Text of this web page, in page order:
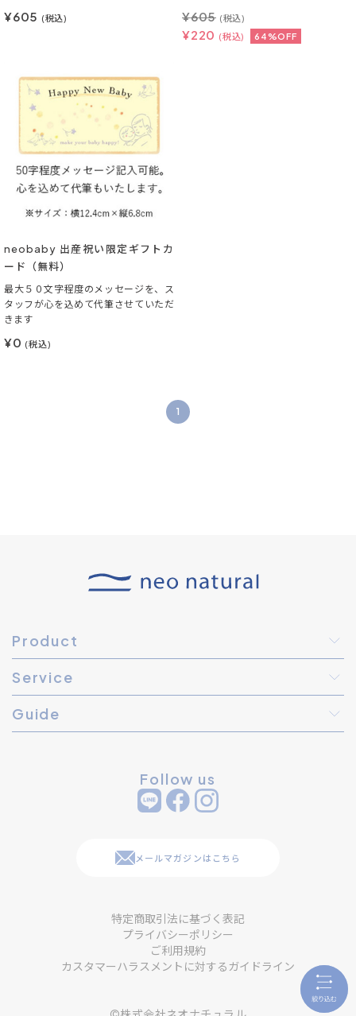
¥605 (税込)
¥220 (税込) 64%OFF
¥605 (税込)
neobaby 出産祝い限定ギフトカ
ード（無料）
最大５０文字程度のメッセージを、ス
タッフが心を込めて代筆させていただ
きます
¥0 (税込)
1
Product
Service
Guide
Follow us
メールマガジンはこちら
特定商取引法に基づく表記
プライバシーポリシー
ご利用規約
カスタマーハラスメントに対するガイドライン